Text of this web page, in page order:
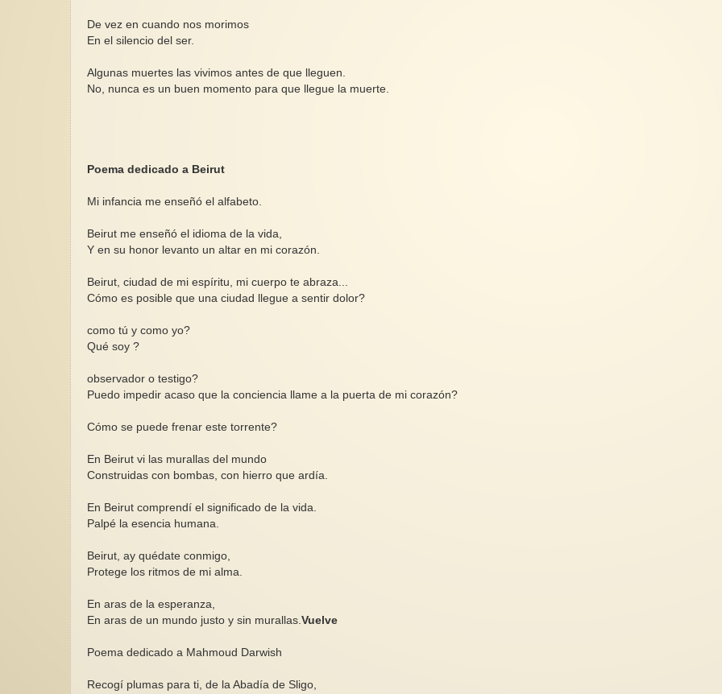
De vez en cuando nos morimos
En el silencio del ser.
Algunas muertes las vivimos antes de que lleguen.
No, nunca es un buen momento para que llegue la muerte.
Poema dedicado a Beirut
Mi infancia me enseñó el alfabeto.
Beirut me enseñó el idioma de la vida,
Y en su honor levanto un altar en mi corazón.
Beirut, ciudad de mi espíritu, mi cuerpo te abraza...
Cómo es posible que una ciudad llegue a sentir dolor?
como tú y como yo?
Qué soy ?
observador o testigo?
Puedo impedir acaso que la conciencia llame a la puerta de mi corazón?
Cómo se puede frenar este torrente?
En Beirut vi las murallas del mundo
Construidas con bombas, con hierro que ardía.
En Beirut comprendí el significado de la vida.
Palpé la esencia humana.
Beirut, ay quédate conmigo,
Protege los ritmos de mi alma.
En aras de la esperanza,
En aras de un mundo justo y sin murallas.Vuelve
Poema dedicado a Mahmoud Darwish
Recogí plumas para ti, de la Abadía de Sligo,